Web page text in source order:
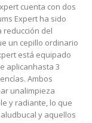
cuenta con dos
Expert ha sido
reducción del
un cepillo ordinario
está equipado
aplicanhasta 3
encías. Ambos
unalimpieza
y radiante , lo que
bucal y aquellos